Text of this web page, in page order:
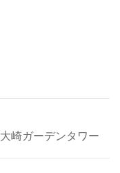
崎ガーデンタワー